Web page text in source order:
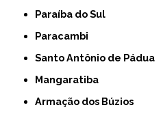
Paraíba do Sul
Paracambi
Santo Antônio de Pádua
Mangaratiba
Armação dos Búzios